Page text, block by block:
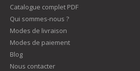
Catalogue complet PDF
Qui sommes-nous ?
Modes de livraison
Modes de paiement
Blog
Nous contacter